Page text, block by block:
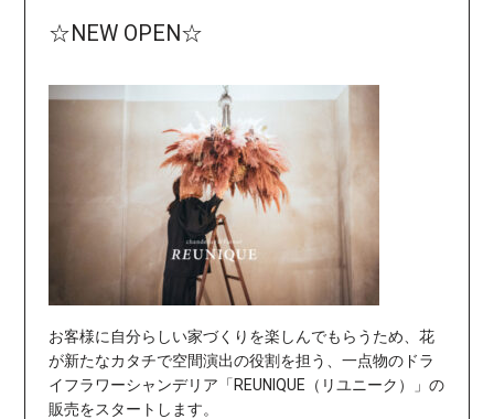
☆NEW OPEN☆
お客様に自分らしい家づくりを楽しんでもらうため、花
が新たなカタチで空間演出の役割を担う、一点物のドラ
イフラワーシャンデリア「REUNIQUE（リユニーク）」の
販売をスタートします。